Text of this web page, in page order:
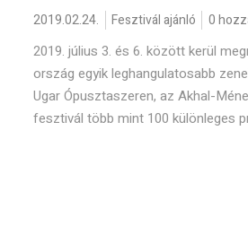
2019.02.24. Fesztivál ajánló 0
2019. július 3. és 6. között kerül
ország egyik leghangulatosabb
Ugar Ópusztaszeren, az Akhal-
fesztivál több mint 100 különleges